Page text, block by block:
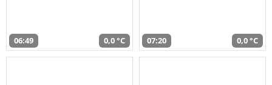
06:49 0,0 °C 07:20 0,0 °C